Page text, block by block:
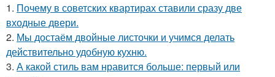
1. Почему в советских квартирах ставили сразу две
входные двери.
2. Мы достаём двойные листочки и учимся делать
действительно удобную кухню.
3. А какой стиль вам нравится больше: первый или